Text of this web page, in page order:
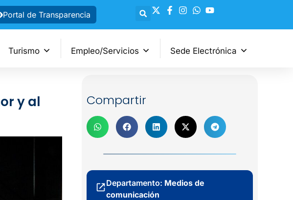
Portal de Transparencia
Turismo Empleo/Servicios Sede Electrónica
y al
Compartir
Departamento: Medios de
comunicación